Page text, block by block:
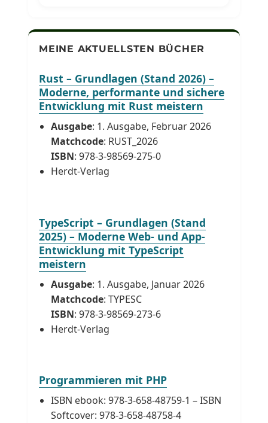
MEINE AKTUELLSTEN BÜCHER
Rust – Grundlagen (Stand 2026) –
Moderne, performante und sichere
Entwicklung mit Rust meistern
Ausgabe: 1. Ausgabe, Februar 2026
Matchcode: RUST_2026
ISBN: 978-3-98569-275-0
Herdt-Verlag
TypeScript – Grundlagen (Stand
2025) – Moderne Web- und App-
Entwicklung mit TypeScript
meistern
Ausgabe: 1. Ausgabe, Januar 2026
Matchcode: TYPESC
ISBN: 978-3-98569-273-6
Herdt-Verlag
Programmieren mit PHP
ISBN ebook: 978-3-658-48759-1 – ISBN
Softcover: 978-3-658-48758-4